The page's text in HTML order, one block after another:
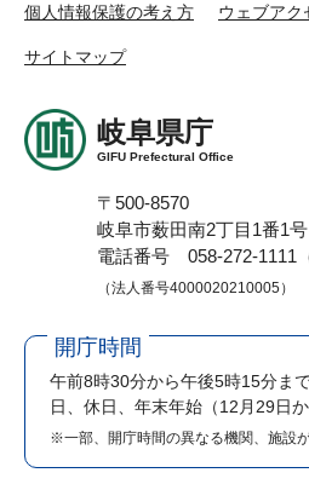
個人情報保護の考え方 ウェブアク
サイトマップ
岐阜県庁
GIFU Prefectural Office
〒500-8570
岐阜市薮田南2丁目1番1号
電話番号 058-272-1111
（法人番号4000020210005）
開庁時間
午前8時30分から午後5時15分ま
日、休日、年末年始（12月29日
※一部、開庁時間の異なる機関、施設が